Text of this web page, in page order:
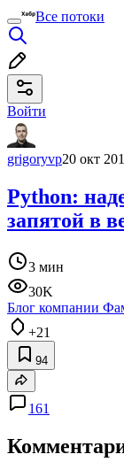
Все потоки
Войти
grigoryvp20 окт
Python:
запятой в
3 мин
30K
Блог компании
+21
94
161